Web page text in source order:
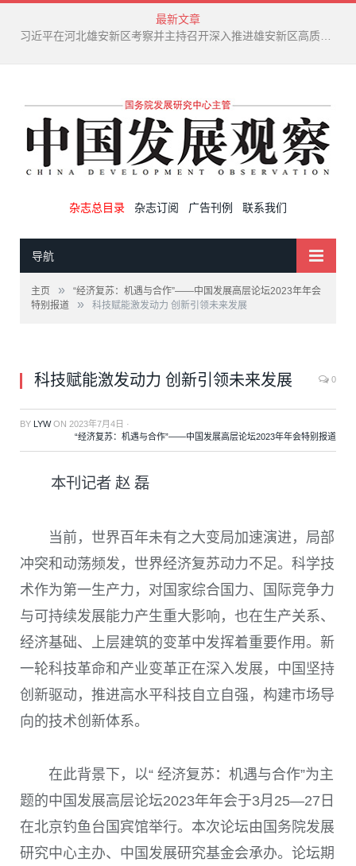
最新文章
新兴产业废弃物循环利用技术演进趋势
杂志总目录 杂志订阅 广告刊例 联系我们
导航
主页 »
“经济复苏：机遇与合作”——中国发展高层论坛2023年年会
特别报道
» 科技赋能激发动力 创新引领未来发展
科技赋能激发动力 创新引领未来发展 0
BY LYWON 2023年7月4日 ·
“经济复苏：机遇与合作”——中国发展高层论坛2023年年会特别报道
本刊记者 赵 磊
当前，世界百年未有之大变局加速演进，局部
冲突和动荡频发，世界经济复苏动力不足。科学技
术作为第一生产力，对国家综合国力、国际竞争力
与可持续发展能力产生重大影响，也在生产关系、
经济基础、上层建筑的变革中发挥着重要作用。新
一轮科技革命和产业变革正在深入发展，中国坚持
创新驱动，推进高水平科技自立自强，构建市场导
向的技术创新体系。
在此背景下，以“ 经济复苏：机遇与合作”为主
题的中国发展高层论坛2023年年会于3月 25—27 日
在北京钓鱼台国宾馆举行。本次论坛由国务院发展
研究中心主办、中国发展研究基金会承办。论坛期